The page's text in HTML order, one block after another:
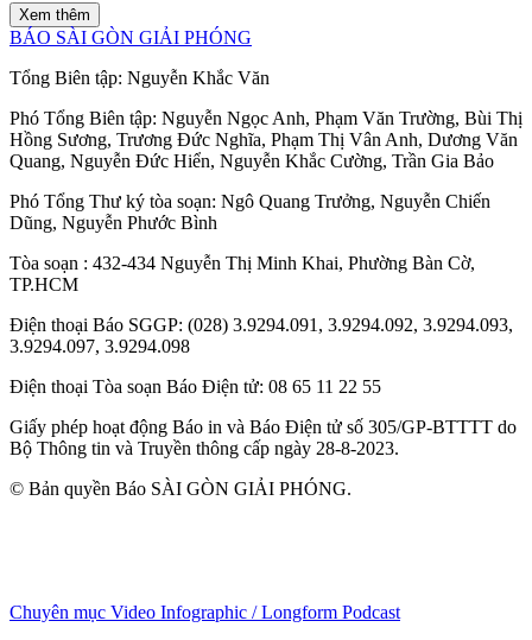
Xem thêm
BÁO SÀI GÒN GIẢI PHÓNG
Tổng Biên tập: Nguyễn Khắc Văn
Phó Tổng Biên tập: Nguyễn Ngọc Anh, Phạm Văn Trường, Bùi Thị
Hồng Sương, Trương Đức Nghĩa, Phạm Thị Vân Anh, Dương Văn
Quang, Nguyễn Đức Hiển, Nguyễn Khắc Cường, Trần Gia Bảo
Phó Tổng Thư ký tòa soạn: Ngô Quang Trưởng, Nguyễn Chiến
Dũng, Nguyễn Phước Bình
Tòa soạn : 432-434 Nguyễn Thị Minh Khai, Phường Bàn Cờ,
TP.HCM
Điện thoại Báo SGGP: (028) 3.9294.091, 3.9294.092, 3.9294.093,
3.9294.097, 3.9294.098
Điện thoại Tòa soạn Báo Điện tử: 08 65 11 22 55
Giấy phép hoạt động Báo in và Báo Điện tử số 305/GP-BTTTT do
Bộ Thông tin và Truyền thông cấp ngày 28-8-2023.
© Bản quyền Báo SÀI GÒN GIẢI PHÓNG.
Chuyên mục Video Infographic / Longform Podcast